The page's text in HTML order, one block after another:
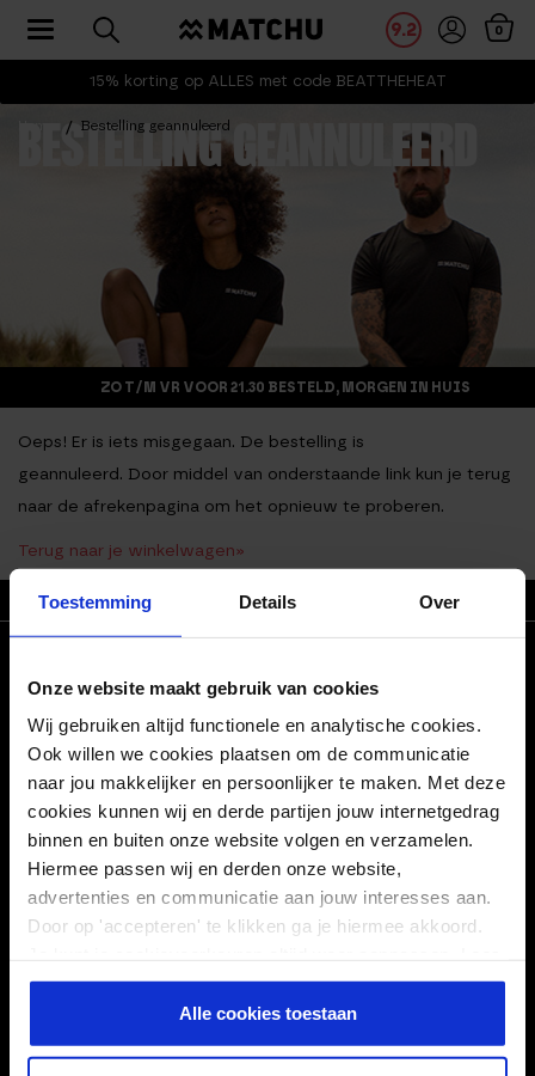
Toestemming Details Over
Onze website maakt gebruik van cookies
Wij gebruiken altijd functionele en analytische cookies.
Ook willen we cookies plaatsen om de communicatie
naar jou makkelijker en persoonlijker te maken. Met deze
cookies kunnen wij en derde partijen jouw internetgedrag
binnen en buiten onze website volgen en verzamelen.
Hiermee passen wij en derden onze website,
advertenties en communicatie aan jouw interesses aan.
Door op 'accepteren' te klikken ga je hiermee akkoord.
er meer over in onsprivacy beleid.
Alle cookies toestaan
15% korting op ALLES met code BEATTHEHEAT
9.2 0
Toggle navigation
Bestelling geannuleerd
BESTELLING GEANNULEERD
ZO T/M VR VOOR 21.30 BESTELD, MORGEN IN HUIS
Oeps! Er is iets misgegaan. De bestelling is
geannuleerd. Door middel van onderstaande link kun je terug
naar de afrekenpagina om het opnieuw te proberen.
Terug naar je winkelwagen»
ZO T/M VR VOOR 21.30 BESTELD, MORGEN IN HUIS
Linkedin Instagram
POPULAIRE BLOGS
SERVICE
TOP PRODUCTEN
HANDIGE LINKS